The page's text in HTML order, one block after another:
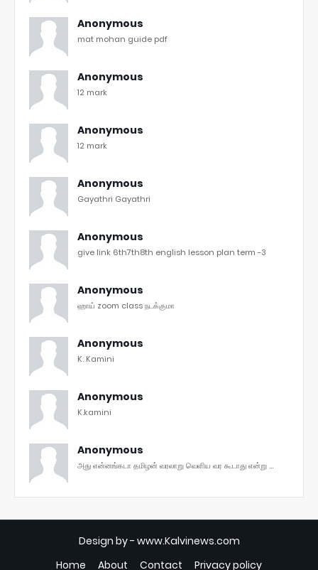
Anonymous
mat mohan guide pdf
Anonymous
12 mark
Anonymous
12 mark
Anonymous
Gayathri Gayathri
Anonymous
give link 6th7th8th english lesson plan term -3
Anonymous
ஹாய் zoom class நடக்குமா
Anonymous
K. Kamini
Anonymous
K.kamini
Anonymous
அது என்னங்கடா தமிழன் வரலாறு வெளிய வர கூடாது என்று ...
Design by - www.Kalvinews.com
Home
About Contact Privacy policy